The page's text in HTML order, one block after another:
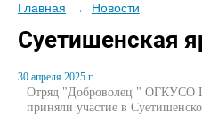
Главная → Новости
Суетишенская
30 апреля 2025 г.
Отряд "Доброволец " ОГКУСО
приняли участие в